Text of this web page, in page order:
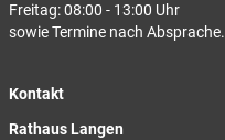
Freitag: 08:00 - 13:00 Uhr
sowie Termine nach Absprache.
Kontakt
Rathaus Langen